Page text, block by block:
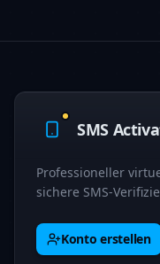
SMS
Professioneller
sichere SMS-
Konto erstellen